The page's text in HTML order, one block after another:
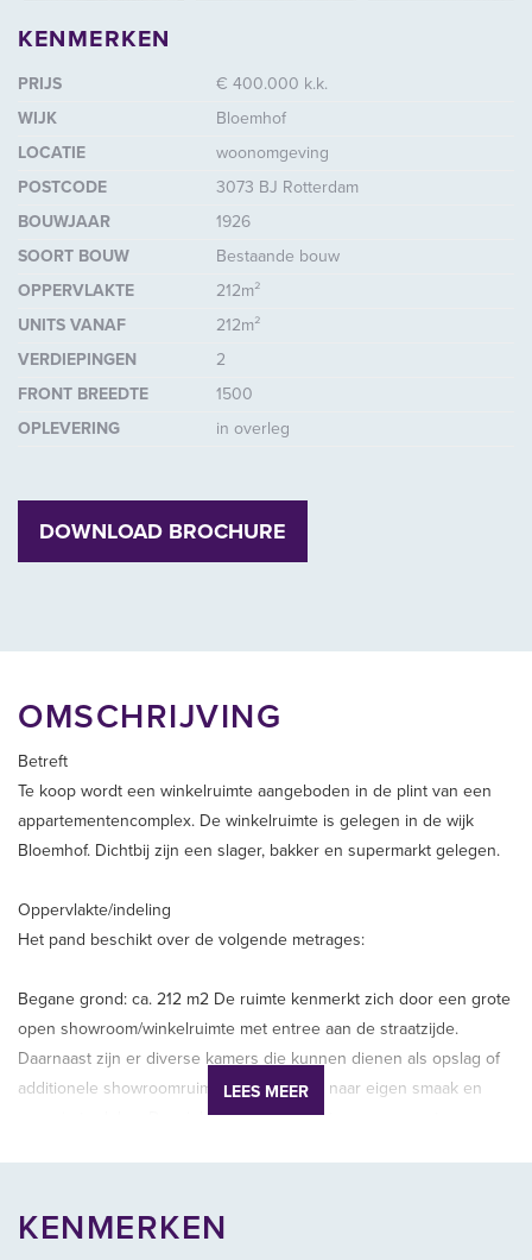
KENMERKEN
PRIJS
€ 400.000 k.k.
WIJK
Bloemhof
LOCATIE
woonomgeving
POSTCODE
3073 BJ Rotterdam
BOUWJAAR
1926
SOORT BOUW
Bestaande bouw
OPPERVLAKTE
212m²
UNITS VANAF
212m²
VERDIEPINGEN
2
FRONT BREEDTE
1500
OPLEVERING
in overleg
DOWNLOAD BROCHURE
OMSCHRIJVING
Betreft
Te koop wordt een winkelruimte aangeboden in de plint van een
appartementencomplex. De winkelruimte is gelegen in de wijk
Bloemhof. Dichtbij zijn een slager, bakker en supermarkt gelegen.
Oppervlakte/indeling
Het pand beschikt over de volgende metrages:
Begane grond: ca. 212 m2 De ruimte kenmerkt zich door een grote
open showroom/winkelruimte met entree aan de straatzijde.
Daarnaast zijn er diverse kamers die kunnen dienen als opslag of
additionele showroomruimte. De ruimte is naar eigen smaak en
wens in te delen. De winkelruimte beschikt over een grote
Het gekochte zal leeg worden opgeleverd. De verkoop vindt plaats
LEES MEER
KENMERKEN